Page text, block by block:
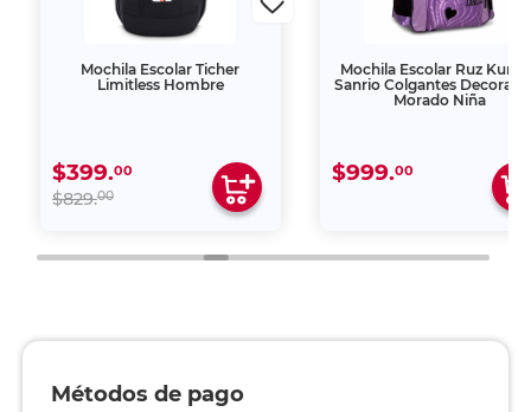
Mochila Escolar Ticher
Limitless Hombre
$399.00
$829.00
Mochila Escolar Ruz
Sanrio Colgantes
Morado Niña
$999.00
Métodos de pago